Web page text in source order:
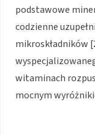
podstawowe
codzienne
mikroskładników
witaminach
mocnym